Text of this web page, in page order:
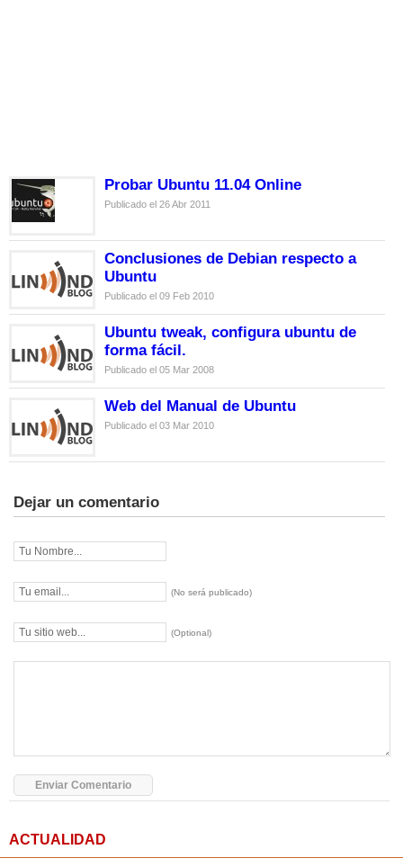
Probar Ubuntu 11.04 Online
Publicado el 26 Abr 2011
Conclusiones de Debian respecto a
Ubuntu
Publicado el 09 Feb 2010
Ubuntu tweak, configura ubuntu de
forma fácil.
Publicado el 05 Mar 2008
Web del Manual de Ubuntu
Publicado el 03 Mar 2010
Dejar un comentario
(No será publicado)
(Optional)
ACTUALIDAD